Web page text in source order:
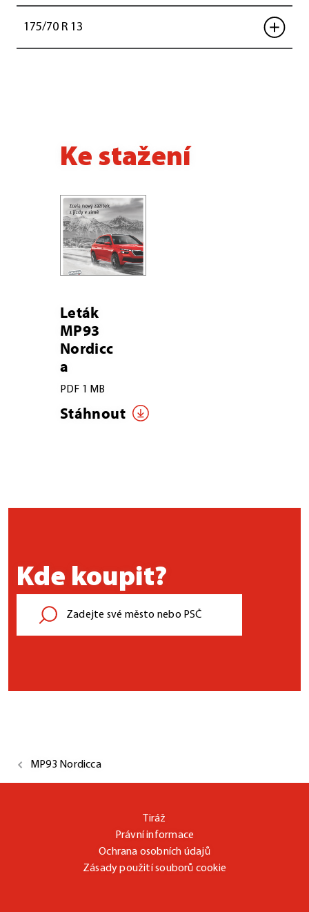
175/70 R 13
Ke stažení
Leták
MP93
Nordicc
a
PDF 1 MB
Stáhnout
Kde koupit?
MP93 Nordicca
Tiráž
Právní informace
Ochrana osobních údajů
Zásady použití souborů cookie